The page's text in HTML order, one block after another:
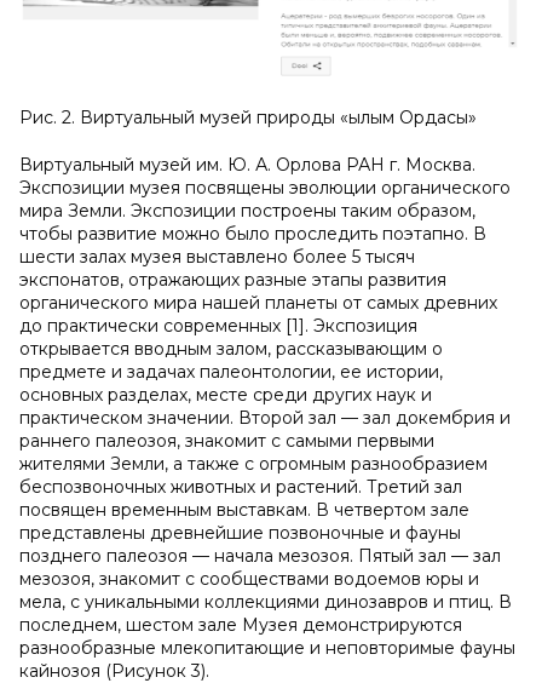
Рис. 2. Виртуальный музей природы «Ғылым Ордасы»
Виртуальный музей им. Ю. А. Орлова РАН г. Москва.
Экспозиции музея посвящены эволюции органического
мира Земли. Экспозиции построены таким образом,
чтобы развитие можно было проследить поэтапно. В
шести залах музея выставлено более 5 тысяч
экспонатов, отражающих разные этапы развития
органического мира нашей планеты от самых древних
до практически современных [1]. Экспозиция
открывается вводным залом, рассказывающим о
предмете и задачах палеонтологии, ее истории,
основных разделах, месте среди других наук и
практическом значении. Второй зал — зал докембрия и
раннего палеозоя, знакомит с самыми первыми
жителями Земли, а также с огромным разнообразием
беспозвоночных животных и растений. Третий зал
посвящен временным выставкам. В четвертом зале
представлены древнейшие позвоночные и фауны
позднего палеозоя — начала мезозоя. Пятый зал — зал
мезозоя, знакомит с сообществами водоемов юры и
мела, с уникальными коллекциями динозавров и птиц. В
последнем, шестом зале Музея демонстрируются
разнообразные млекопитающие и неповторимые фауны
кайнозоя (Рисунок 3).